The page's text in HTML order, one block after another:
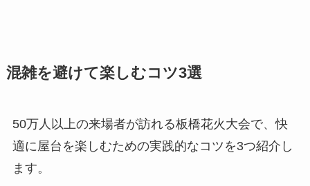
混雑を避けて楽しむコツ3選
50万人以上の来場者が訪れる板橋花火大会で、快
適に屋台を楽しむための実践的なコツを3つ紹介し
ます。